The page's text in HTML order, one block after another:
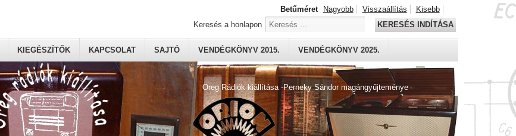
Öreg Rádiók kiállítása -Perneky Sándor magángyűjteménye
KIEGÉSZÍTŐK KAPCSOLAT SAJTÓ VENDÉGKÖNYV 2015. VENDÉGKÖNYV 2025.
Betűméret Nagyobb Visszaállítás
Kisebb
Keresés a honlapon
KERESÉS INDÍTÁSA